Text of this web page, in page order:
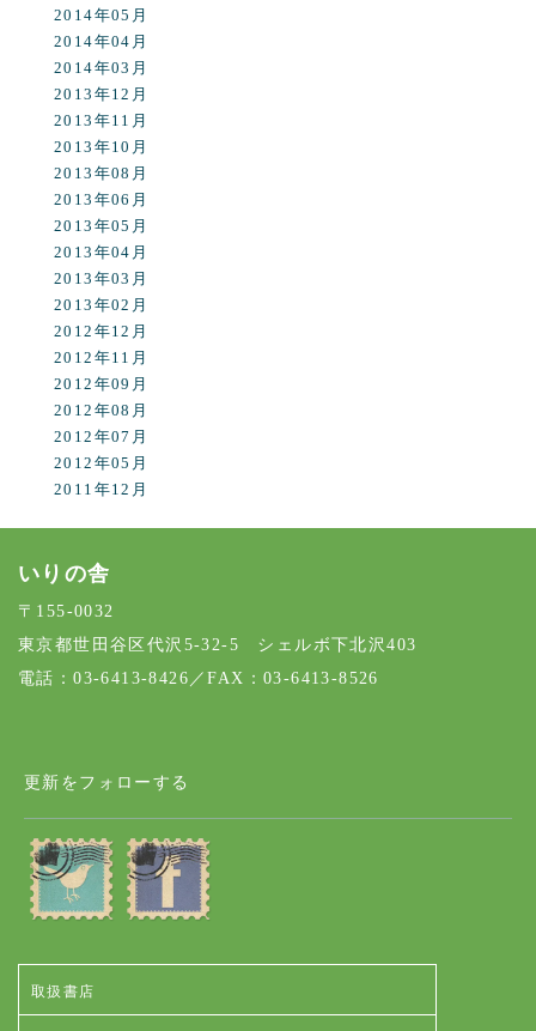
2014年05月
2014年04月
2014年03月
2013年12月
2013年11月
2013年10月
2013年08月
2013年06月
2013年05月
2013年04月
2013年03月
2013年02月
2012年12月
2012年11月
2012年09月
2012年08月
2012年07月
2012年05月
2011年12月
いりの舎
〒155-0032
東京都世田谷区代沢5-32-5 シェルボ下北沢403
電話：03-6413-8426／FAX：03-6413-8526
更新をフォローする
取扱書店